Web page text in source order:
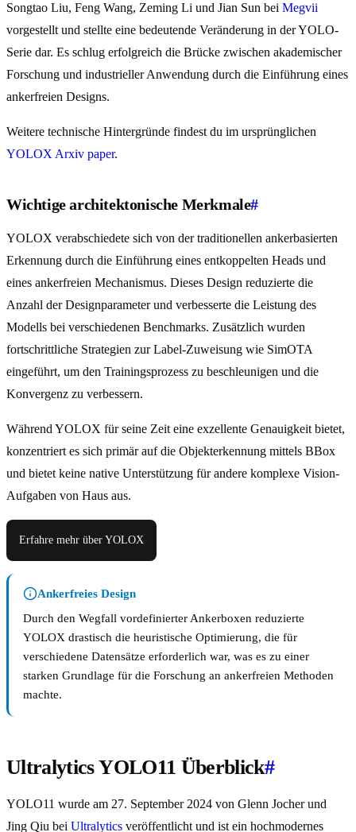
Songtao Liu, Feng Wang, Zeming Li und Jian Sun bei Megvii
vorgestellt und stellte eine bedeutende Veränderung in der YOLO-
Serie dar. Es schlug erfolgreich die Brücke zwischen akademischer
Forschung und industrieller Anwendung durch die Einführung eines
ankerfreien Designs.
Weitere technische Hintergründe findest du im ursprünglichen
YOLOX Arxiv paper.
Wichtige architektonische Merkmale#
YOLOX verabschiedete sich von der traditionellen ankerbasierten
Erkennung durch die Einführung eines entkoppelten Heads und
eines ankerfreien Mechanismus. Dieses Design reduzierte die
Anzahl der Designparameter und verbesserte die Leistung des
Modells bei verschiedenen Benchmarks. Zusätzlich wurden
fortschrittliche Strategien zur Label-Zuweisung wie SimOTA
eingeführt, um den Trainingsprozess zu beschleunigen und die
Konvergenz zu verbessern.
Während YOLOX für seine Zeit eine exzellente Genauigkeit bietet,
konzentriert es sich primär auf die Objekterkennung mittels BBox
und bietet keine native Unterstützung für andere komplexe Vision-
Aufgaben von Haus aus.
Erfahre mehr über YOLOX
Ankerfreies Design
Durch den Wegfall vordefinierter Ankerboxen reduzierte
YOLOX drastisch die heuristische Optimierung, die für
verschiedene Datensätze erforderlich war, was es zu einer
starken Grundlage für die Forschung an ankerfreien Methoden
machte.
Ultralytics YOLO11 Überblick#
YOLO11 wurde am 27. September 2024 von Glenn Jocher und
Jing Qiu bei Ultralytics veröffentlicht und ist ein hochmodernes